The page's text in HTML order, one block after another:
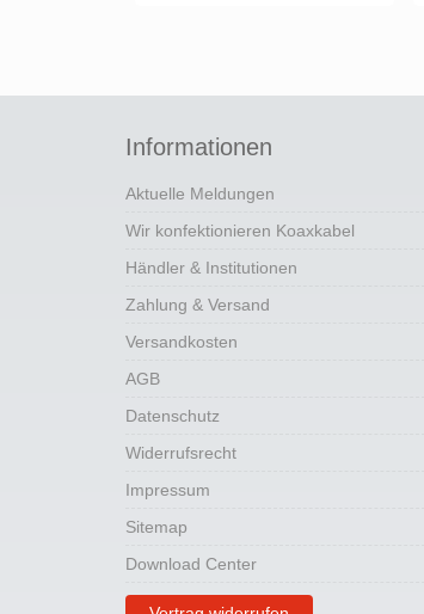
Informationen
Aktuelle Meldungen
Wir konfektionieren Koaxkabel
Händler & Institutionen
Zahlung & Versand
Versandkosten
AGB
Datenschutz
Widerrufsrecht
Impressum
Sitemap
Download Center